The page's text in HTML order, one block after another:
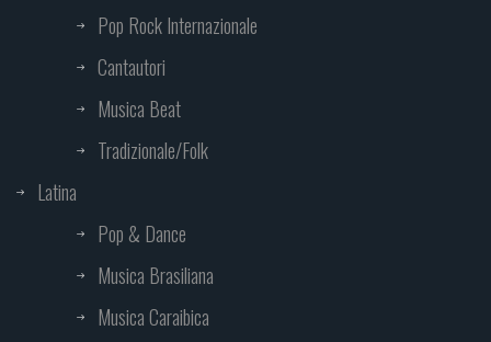
Pop Rock Internazionale
Cantautori
Musica Beat
Tradizionale/Folk
Latina
Pop & Dance
Musica Brasiliana
Musica Caraibica